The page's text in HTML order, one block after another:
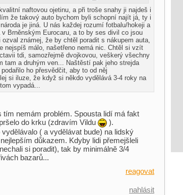
naftovou ojetinu, a při troše snahy ji najdeš i
že takový auto bychom byli schopní najít já, ty i
je jiná. U nás každej rozumí fotbalu/hokeji a
Brněnským Eurocaru, a to by ses divil co jsou
ozval známej, že by chtěl poradit s nákupem auta,
nejspíš málo, našetřeno nemá nic. Chtěl si vzít
tdi, samozřejmě dvojkovou, veškerý všechny
tam a druhým ven... Naštěstí pak jeho strejda
ho přesvědčit, aby to od něj
si iluze, že když si někdo vydělává 3-4 roky na
vypadá...
tím nemám problém. Spousta lidí má fakt
do krku (zdravím Vildu
).
( a vydělávat bude) na lidský
důkazem. Kdyby lidi přemejšleli
si poradit), tak by minimálně 3/4
bazarů...
reagovat
nahlásit